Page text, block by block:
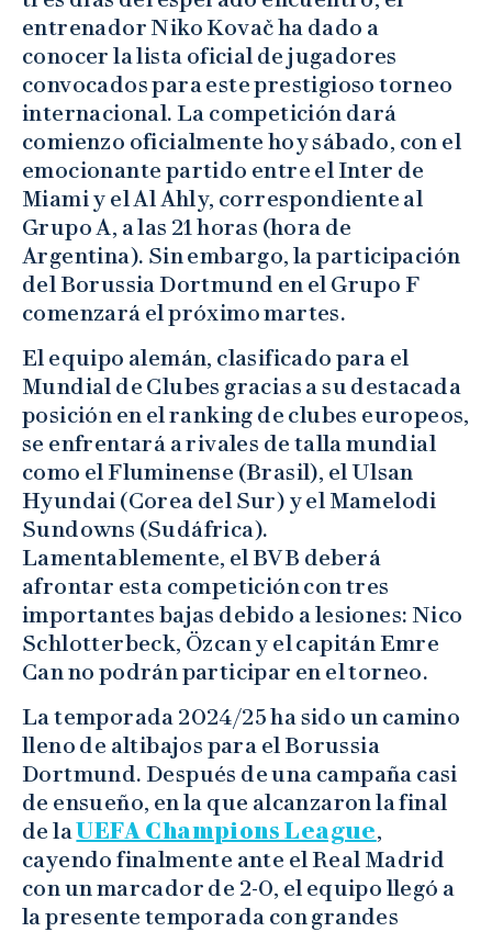
entrenador Niko Kovač ha dado a
conocer la lista oficial de jugadores
convocados para este prestigioso torneo
internacional. La competición dará
comienzo oficialmente hoy sábado, con el
emocionante partido entre el Inter de
Miami y el Al Ahly, correspondiente al
Grupo A, a las 21 horas (hora de
Argentina). Sin embargo, la participación
del Borussia Dortmund en el Grupo F
comenzará el próximo martes.
El equipo alemán, clasificado para el
Mundial de Clubes gracias a su destacada
posición en el ranking de clubes europeos,
se enfrentará a rivales de talla mundial
como el Fluminense (Brasil), el Ulsan
Hyundai (Corea del Sur) y el Mamelodi
Sundowns (Sudáfrica).
Lamentablemente, el BVB deberá
afrontar esta competición con tres
importantes bajas debido a lesiones: Nico
Schlotterbeck, Özcan y el capitán Emre
Can no podrán participar en el torneo.
La temporada 2024/25 ha sido un camino
lleno de altibajos para el Borussia
Dortmund. Después de una campaña casi
de ensueño, en la que alcanzaron la final
de laUEFA Champions League,
cayendo finalmente ante el Real Madrid
con un marcador de 2-0, el equipo llegó a
la presente temporada con grandes